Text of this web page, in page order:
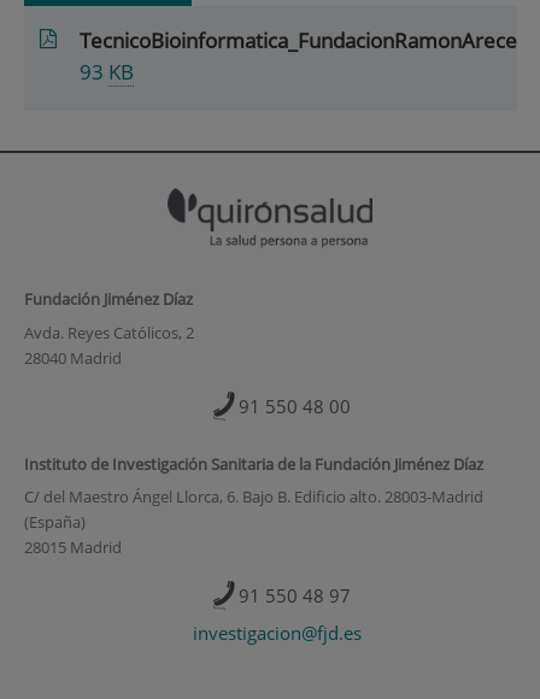
93 KB
Fundación Jiménez Díaz
Avda. Reyes Católicos, 2
28040 Madrid
91 550 48 00
Instituto de Investigación Sanitaria de la Fundación Jiménez Díaz
C/ del Maestro Ángel Llorca, 6. Bajo B. Edificio alto. 28003-Madrid
(España)
28015 Madrid
91 550 48 97
investigacion@fjd.es